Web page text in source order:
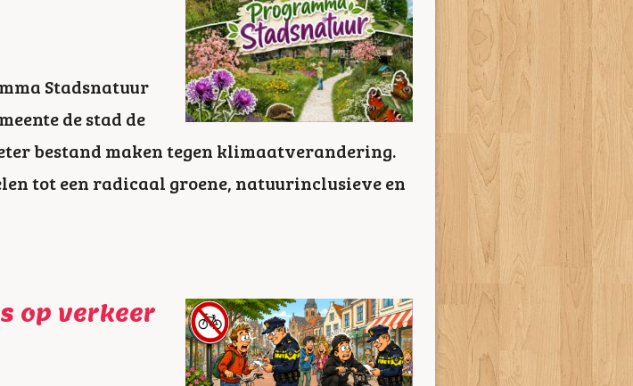
Stadsnatuur
de stad de
bestand maken tegen klimaatverandering.
tot een radicaal groene, natuurinclusieve en
op verkeer